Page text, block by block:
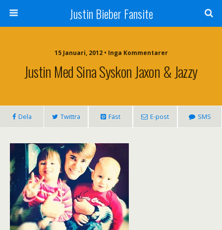
Justin Bieber Fansite
15 Januari, 2012 • Inga Kommentarer
Justin Med Sina Syskon Jaxon & Jazzy
Dela Twittra Fäst E-post SMS